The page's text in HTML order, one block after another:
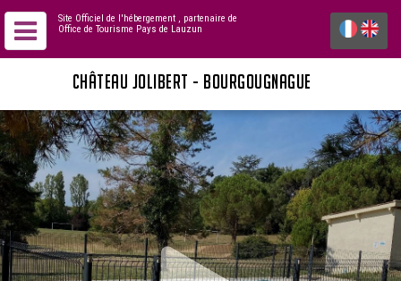
Site Officiel de l'hébergement , partenaire de
Office de Tourisme Pays de Lauzun
CHÂTEAU JOLIBERT - BOURGOUGNAGUE